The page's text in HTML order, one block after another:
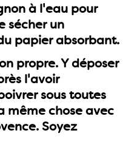
à l'eau pour
sécher un
papier absorbant.
propre. Y déposer
l'avoir
sous toutes
même chose avec
Soyez